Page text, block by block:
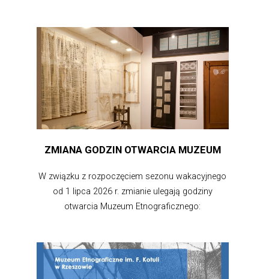
ZMIANA GODZIN OTWARCIA MUZEUM
W związku z rozpoczęciem sezonu wakacyjnego
od 1 lipca 2026 r. zmianie ulegają godziny
otwarcia Muzeum Etnograficznego: